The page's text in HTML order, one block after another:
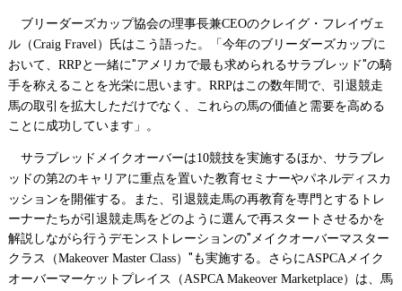
ブリーダーズカップ協会の理事長兼CEOのクレイグ・フレイヴェ
ル（Craig Fravel）氏はこう語った。「今年のブリーダーズカップに
おいて、 RRPと一緒に"アメリカで最も求められるサラブレッド"の騎
手を称えることを光栄に思います。 RRPはこの数年間で、引退競走
馬の取引を拡大しただけでなく、これらの馬の価値と需要を高める
ことに成功しています」。
サラブレッドメイクオーバーは10競技を実施するほか、サラブレ
ッドの第2のキャリアに重点を置いた教育セミナーやパネルディスカ
ッションを開催する。また、引退競走馬の再教育を専門とするトレ
ーナーたちが引退競走馬をどのように選んで再スタートさせるかを
解説しながら行うデモンストレーションの"メイクオーバーマスター
クラス（Makeover Master Class）"も実施する。さらにASPCAメイク
オーバーマーケットプレイス（ASPCA Makeover Marketplace）は、馬